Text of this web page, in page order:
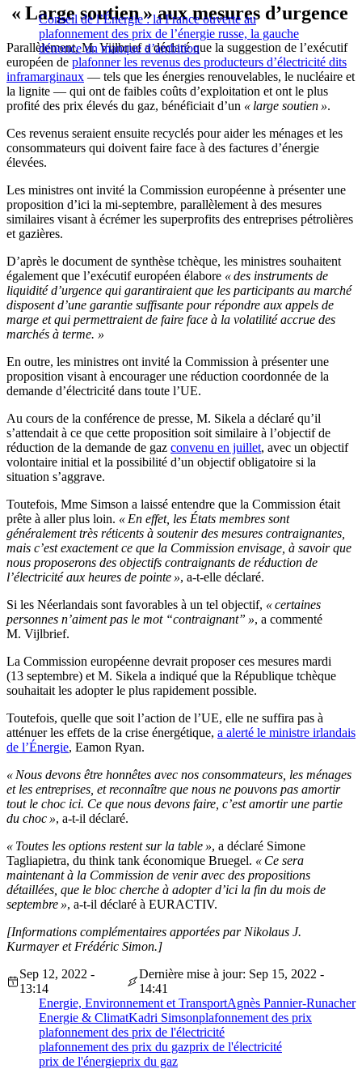
Conseil de l’Énergie : la France ouverte au
plafonnement des prix de l’énergie russe, la gauche
dénonce un manque d’ambition
« Large soutien » aux mesures d’urgence
Parallèlement, M. Vijlbrief a déclaré que la suggestion de l’exécutif
européen de plafonner les revenus des producteurs d’électricité dits
inframarginaux — tels que les énergies renouvelables, le nucléaire et
la lignite — qui ont de faibles coûts d’exploitation et ont le plus
profité des prix élevés du gaz, bénéficiait d’un « large soutien ».
Ces revenus seraient ensuite recyclés pour aider les ménages et les
consommateurs qui doivent faire face à des factures d’énergie
élevées.
Les ministres ont invité la Commission européenne à présenter une
proposition d’ici la mi-septembre, parallèlement à des mesures
similaires visant à écrémer les superprofits des entreprises pétrolières
et gazières.
D’après le document de synthèse tchèque, les ministres souhaitent
également que l’exécutif européen élabore « des instruments de
liquidité d’urgence qui garantiraient que les participants au marché
disposent d’une garantie suffisante pour répondre aux appels de
marge et qui permettraient de faire face à la volatilité accrue des
marchés à terme. »
En outre, les ministres ont invité la Commission à présenter une
proposition visant à encourager une réduction coordonnée de la
demande d’électricité dans toute l’UE.
Au cours de la conférence de presse, M. Sikela a déclaré qu’il
s’attendait à ce que cette proposition soit similaire à l’objectif de
réduction de la demande de gaz convenu en juillet, avec un objectif
volontaire initial et la possibilité d’un objectif obligatoire si la
situation s’aggrave.
Toutefois, Mme Simson a laissé entendre que la Commission était
prête à aller plus loin. « En effet, les États membres sont
généralement très réticents à soutenir des mesures contraignantes,
mais c’est exactement ce que la Commission envisage, à savoir que
nous proposerons des objectifs contraignants de réduction de
l’électricité aux heures de pointe », a-t-elle déclaré.
Si les Néerlandais sont favorables à un tel objectif, « certaines
personnes n’aiment pas le mot “contraignant” », a commenté
M. Vijlbrief.
La Commission européenne devrait proposer ces mesures mardi
(13 septembre) et M. Sikela a indiqué que la République tchèque
souhaitait les adopter le plus rapidement possible.
Toutefois, quelle que soit l’action de l’UE, elle ne suffira pas à
atténuer les effets de la crise énergétique, a alerté le ministre irlandais
de l’Énergie, Eamon Ryan.
« Nous devons être honnêtes avec nos consommateurs, les ménages
et les entreprises, et reconnaître que nous ne pouvons pas amortir
tout le choc ici. Ce que nous devons faire, c’est amortir une partie
du choc », a-t-il déclaré.
« Toutes les options restent sur la table », a déclaré Simone
Tagliapietra, du think tank économique Bruegel. « Ce sera
maintenant à la Commission de venir avec des propositions
détaillées, que le bloc cherche à adopter d’ici la fin du mois de
septembre », a-t-il déclaré à EURACTIV.
[Informations complémentaires apportées par Nikolaus J.
Kurmayer et Frédéric Simon.]
Sep 12, 2022 -
13:14
Dernière mise à jour: Sep 15, 2022 -
14:41
Energie, Environnement et TransportAgnès Pannier-Runacher
Energie & ClimatKadri Simsonplafonnement des prix
plafonnement des prix de l'électricité
plafonnement des prix du gazprix de l'électricité
prix de l'énergieprix du gaz